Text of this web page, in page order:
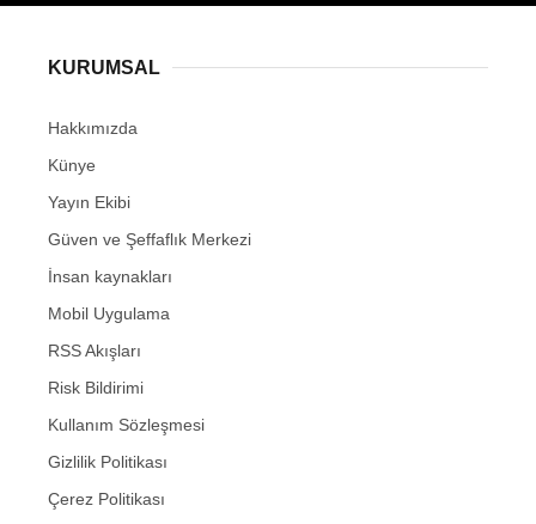
KURUMSAL
Hakkımızda
Künye
Yayın Ekibi
Güven ve Şeffaflık Merkezi
İnsan kaynakları
Mobil Uygulama
RSS Akışları
Risk Bildirimi
Kullanım Sözleşmesi
Gizlilik Politikası
Çerez Politikası